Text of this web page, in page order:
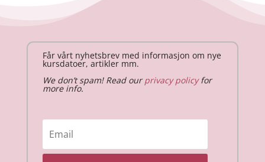
Får vårt nyhetsbrev med informasjon om nye
kursdatoer, artikler mm.
We don’t spam! Read ourprivacy policyfor
more info.